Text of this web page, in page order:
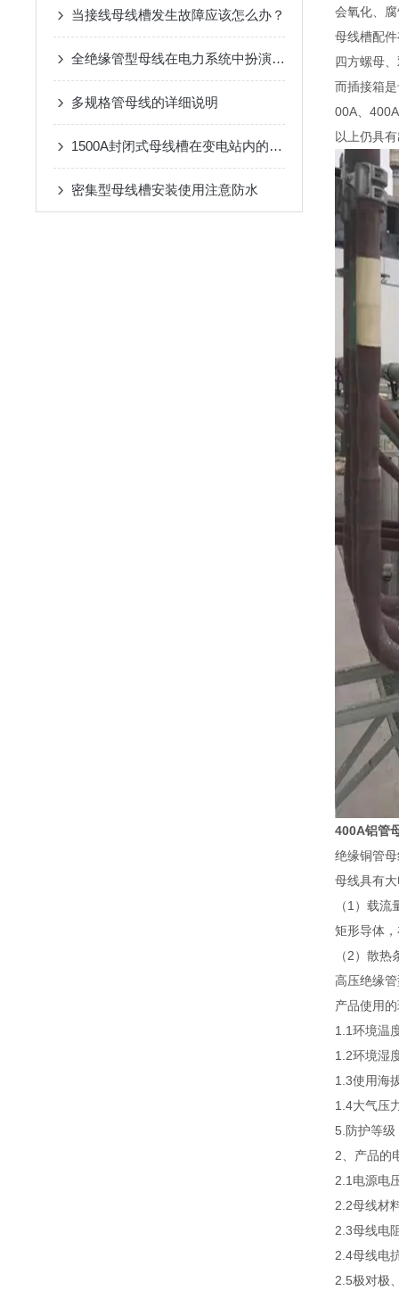
当接线母线槽发生故障应该怎么办？
全绝缘管型母线在电力系统中扮演着什么角色？
多规格管母线的详细说明
1500A封闭式母线槽在变电站内的应用注意事项
密集型母线槽安装使用注意防水
会氧化、
母线槽配
四方螺母
而插接箱
00A、
以上仍具
400A铝管
绝缘铜管
母线具有
（1）载
矩形导体
（2）散
高压绝缘
产品使用
1.1环境温
1.2环境湿
1.3使用海
1.4大气压
5.防护等级
2、产品的
2.1电源电
2.2母线材
2.3母线电
2.4母线电
2.5极对极